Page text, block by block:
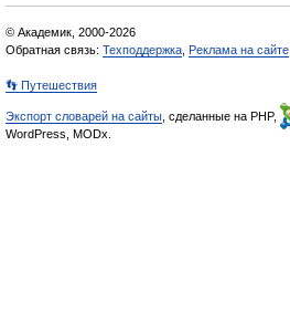
© Академик, 2000-2026
Обратная связь: Техподдержка Реклама на сайте
👣 Путешествия
Экспорт словарей на сайты , сделанные на PHP,
WordPress, MODx.